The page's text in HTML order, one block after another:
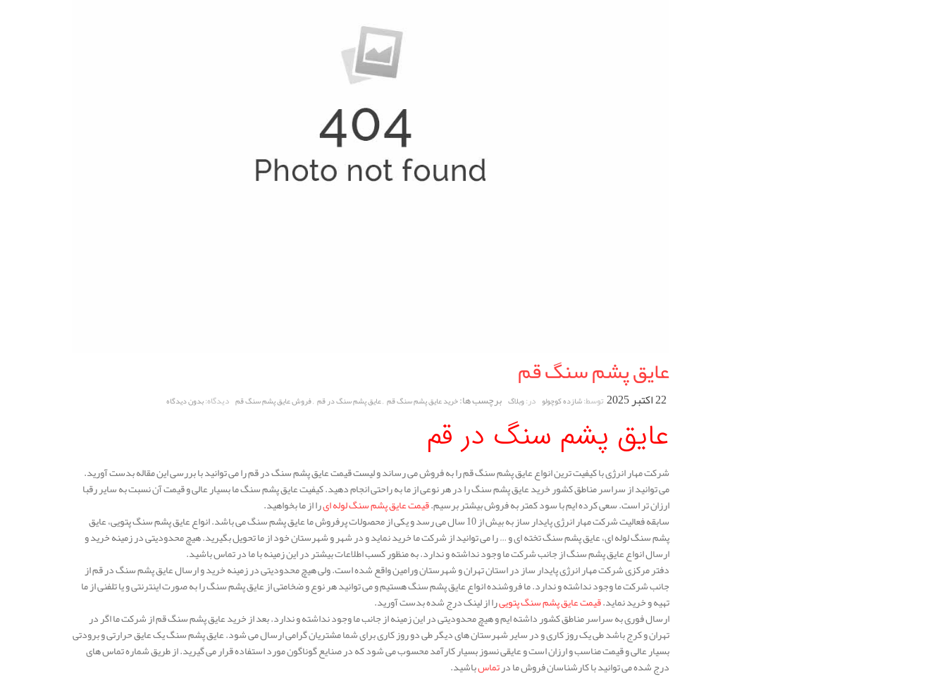
عایق پشم سنگ قم
22 اکتبر 2025 توسط:شازده کوچولو در:وبلاگ برچسب ها:خرید عایق پشم سنگ قم ,عایق پشم سنگ در قم ,فروش عایق پشم سنگ قم دیدگاه:بدون دیدگاه
عایق پشم سنگ در قم
شرکت مهار انرژی با کیفیت ترین انواع عایق پشم سنگ قم را به فروش می رساند و لیست قیمت عایق پشم سنگ در قم را می توانید با بررسی این مقاله بدست آورید.
می توانید از سراسر مناطق کشور خرید عایق پشم سنگ را در هر نوعی از ما به راحتی انجام دهید. کیفیت عایق پشم سنگ ما بسیار عالی و قیمت آن نسبت به سایر رقبا
ارزان تر است. سعی کرده ایم با سود کمتر به فروش بیشتر برسیم.قیمت عایق پشم سنگ لوله ایرا از ما بخواهید.
سابقه فعالیت شرکت مهار انرژی پایدار ساز به بیش از 10 سال می رسد و یکی از محصولات پرفروش ما عایق پشم سنگ می باشد. انواع عایق پشم سنگ پتویی، عایق
پشم سنگ لوله ای، عایق پشم سنگ تخته ای و … را می توانید از شرکت ما خرید نماید و در شهر و شهرستان خود از ما تحویل بگیرید. هیچ محدودیتی در زمینه خرید و
ارسال انواع عایق پشم سنگ از جانب شرکت ما وجود نداشته و ندارد. به منظور کسب اطلاعات بیشتر در این زمینه با ما در تماس باشید.
دفتر مرکزی شرکت مهار انرژی پایدار ساز در استان تهران و شهرستان ورامین واقع شده است. ولی هیچ محدودیتی در زمینه خرید و ارسال عایق پشم سنگ در قم از
جانب شرکت ما وجود نداشته و ندارد. ما فروشنده انواع عایق پشم سنگ هستیم و می توانید هر نوع و ضخامتی از عایق پشم سنگ را به صورت اینترنتی و یا تلفنی از ما
تهیه و خرید نماید.قیمت عایق پشم سنگ پتوییرا از لینک درج شده بدست آورید.
ارسال فوری به سراسر مناطق کشور داشته ایم و هیچ محدودیتی در این زمینه از جانب ما وجود نداشته و ندارد. بعد از خرید عایق پشم سنگ قم از شرکت ما اگر در
تهران و کرج باشد طی یک روز کاری و در سایر شهرستان های دیگر طی دو روز کاری برای شما مشتریان گرامی ارسال می شود. عایق پشم سنگ یک عایق حرارتی و برودتی
بسیار عالی و قیمت مناسب و ارزان است و عایقی نسوز بسیار کارآمد محسوب می شود که در صنایع گوناگون مورد استفاده قرار می گیرید. از طریق شماره تماس های
درج شده می توانید با کارشناسان فروش ما درتماسباشید.